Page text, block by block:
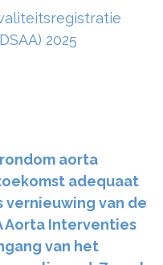
aorta
adequaat
vernieuwing van de
Aorta Interventies
van het